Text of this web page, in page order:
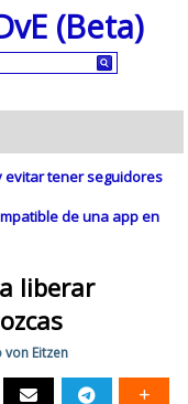
(Beta)
evitar tener seguidores
de una app en
liberar
Eitzen